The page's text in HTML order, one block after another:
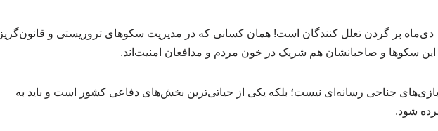
بخشی از خون شهدای ۱۸ دی‌ماه بر گردن تعلل کنندگان است! همان کسانی که در مدیریت سکوهای تروریستی و قانون‌گریز
این سکوها و صاحبانشان هم شریک در خون مردم و مدافعان امنیت‌اند.
جناحی رسانه‌ای نیست؛ بلکه یکی از حیاتی‌ترین بخش‌های دفاعی کشور است و باید به
شود.